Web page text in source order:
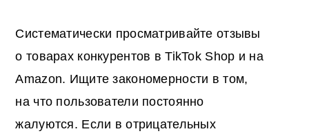
Систематически просматривайте отзывы
о товарах конкурентов в TikTok Shop и на
Amazon. Ищите закономерности в том,
на что пользователи постоянно
жалуются. Если в отрицательных